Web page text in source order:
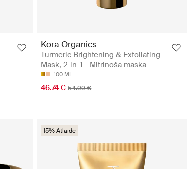
Kora Organics
Turmeric Brightening & Exfoliating
Mask, 2-in-1 - Mitrinoša maska
100 ML
46.74 € 54.99 €
15% Atlaide